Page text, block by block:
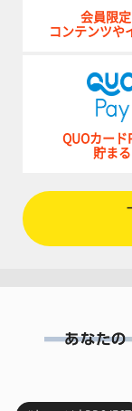
会員限
コンテンツや
QUOカード
貯まる